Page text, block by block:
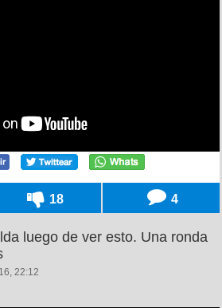
18 4
luego de ver esto. Una ronda
22:12